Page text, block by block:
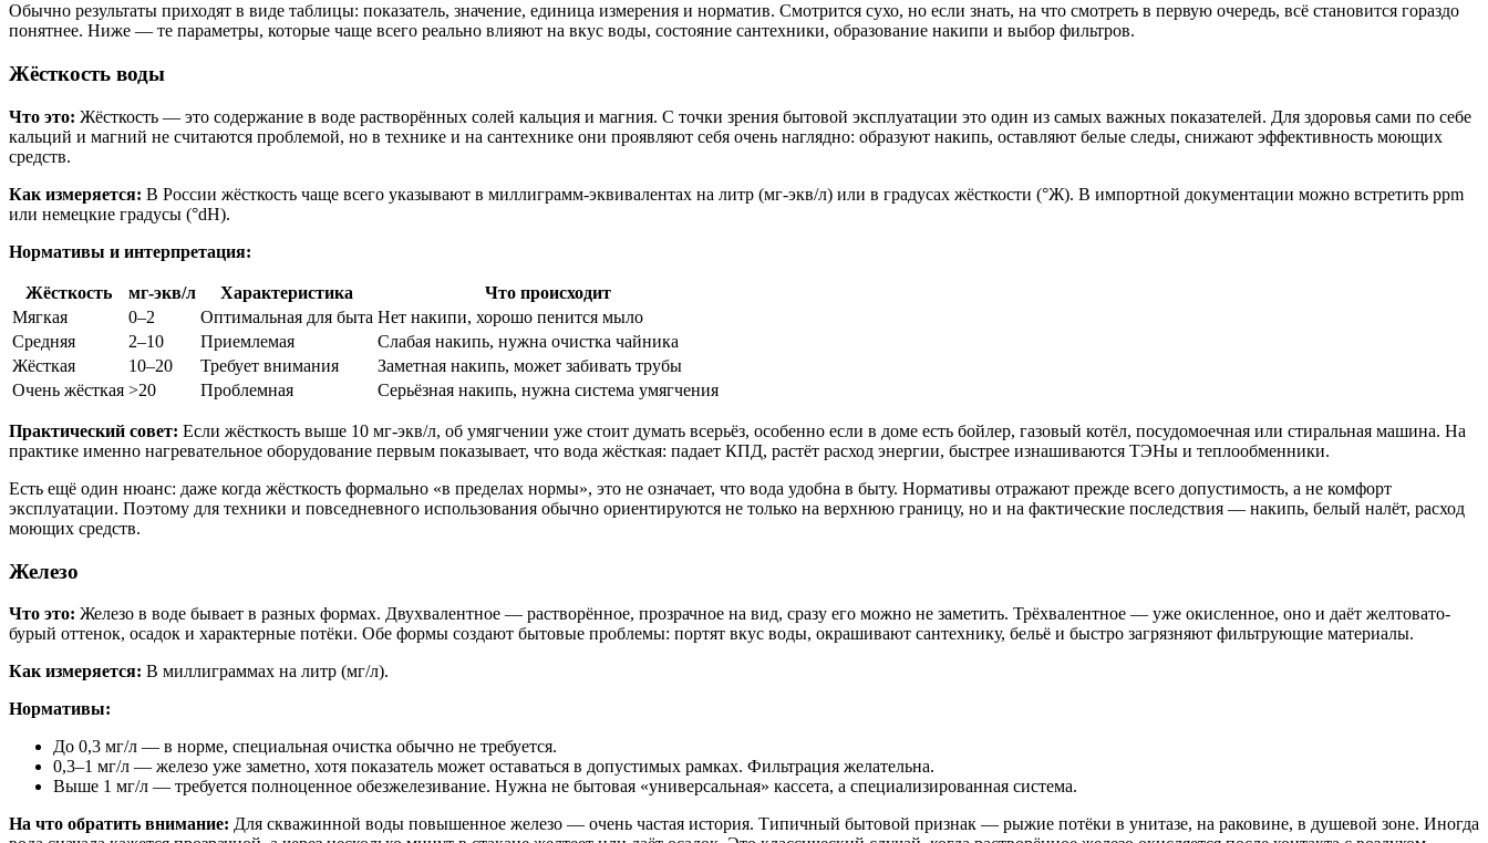
Обычно результаты приходят в виде таблицы: показатель, значение, единица измерения и норматив. Смотрится сухо, но если знать, на что смотреть в первую очередь, всё становится гораздо
понятнее. Ниже — те параметры, которые чаще всего реально влияют на вкус воды, состояние сантехники, образование накипи и выбор фильтров.
Жёсткость воды
Что это: Жёсткость — это содержание в воде растворённых солей кальция и магния. С точки зрения бытовой эксплуатации это один из самых важных показателей. Для здоровья сами по себе
кальций и магний не считаются проблемой, но в технике и на сантехнике они проявляют себя очень наглядно: образуют накипь, оставляют белые следы, снижают эффективность моющих
средств.
Как измеряется: В России жёсткость чаще всего указывают в миллиграмм-эквивалентах на литр (мг-экв/л) или в градусах жёсткости (°Ж). В импортной документации можно встретить ppm
или немецкие градусы (°dH).
Нормативы и интерпретация:
Жёсткость мг-экв/л Характеристика
Что происходит
Мягкая
0–2 Оптимальная для быта Нет накипи, хорошо пенится мыло
Средняя
2–10 Приемлемая
Слабая накипь, нужна очистка чайника
Жёсткая
10–20 Требует внимания
Заметная накипь, может забивать трубы
Очень жёсткая >20 Проблемная Серьёзная накипь, нужна система умягчения
Практический совет: Если жёсткость выше 10 мг-экв/л, об умягчении уже стоит думать всерьёз, особенно если в доме есть бойлер, газовый котёл, посудомоечная или стиральная машина. На
практике именно нагревательное оборудование первым показывает, что вода жёсткая: падает КПД, растёт расход энергии, быстрее изнашиваются ТЭНы и теплообменники.
Есть ещё один нюанс: даже когда жёсткость формально «в пределах нормы», это не означает, что вода удобна в быту. Нормативы отражают прежде всего допустимость, а не комфорт
эксплуатации. Поэтому для техники и повседневного использования обычно ориентируются не только на верхнюю границу, но и на фактические последствия — накипь, белый налёт, расход
моющих средств.
Железо
Что это: Железо в воде бывает в разных формах. Двухвалентное — растворённое, прозрачное на вид, сразу его можно не заметить. Трёхвалентное — уже окисленное, оно и даёт желтовато-
бурый оттенок, осадок и характерные потёки. Обе формы создают бытовые проблемы: портят вкус воды, окрашивают сантехнику, бельё и быстро загрязняют фильтрующие материалы.
Как измеряется: В миллиграммах на литр (мг/л).
Нормативы:
До 0,3 мг/л — в норме, специальная очистка обычно не требуется.
0,3–1 мг/л — железо уже заметно, хотя показатель может оставаться в допустимых рамках. Фильтрация желательна.
Выше 1 мг/л — требуется полноценное обезжелезивание. Нужна не бытовая «универсальная» кассета, а специализированная система.
На что обратить внимание: Для скважинной воды повышенное железо — очень частая история. Типичный бытовой признак — рыжие потёки в унитазе, на раковине, в душевой зоне. Иногда